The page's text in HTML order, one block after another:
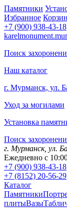
Памятники
Избранное
+7 (900) 938-43-18
Поиск
Наш каталог
г. Мурманск, ул.
Уход за могилами
Установка
Поиск
г. Мурманск, ул.
Ежедневно с
+7 (900) 938-43-18
+7 (8152) 20-56-29
Каталог
Памятники
плитыВазы